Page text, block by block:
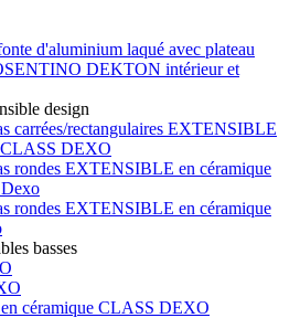
d'aluminium laqué avec plateau
DEKTON intérieur et
design
carrées/rectangulaires EXTENSIBLE
CLASS DEXO
rondes EXTENSIBLE en céramique
rondes EXTENSIBLE en céramique
basses
en céramique CLASS DEXO